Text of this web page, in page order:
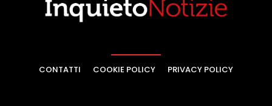
CONTATTI COOKIE POLICY PRIVACY POLICY